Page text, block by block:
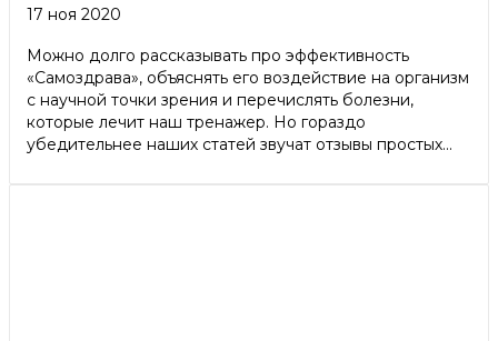
17 ноя 2020
Можно долго рассказывать про эффективность
«Самоздрава», объяснять его воздействие на организм
с научной точки зрения и перечислять болезни,
которые лечит наш тренажер. Но гораздо
убедительнее наших статей звучат отзывы простых...